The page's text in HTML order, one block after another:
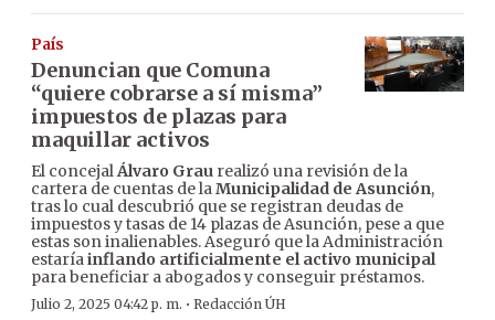
País
Denuncian que Comuna
“quiere cobrarse a sí misma”
impuestos de plazas para
maquillar activos
El concejalÁlvaro Grau realizó una revisión de la
cartera de cuentas de laMunicipalidad de Asunción,
tras lo cual descubrió que se registran deudas de
impuestos y tasas de 14 plazas de Asunción, pese a que
estas son inalienables. Aseguró que la Administración
estaríainflando artificialmente el activo municipal
para beneficiar a abogados y conseguir préstamos.
Julio 2, 2025 04:42 p. m. · Redacción ÚH